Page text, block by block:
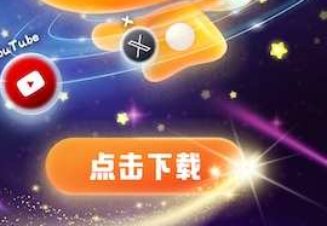
旋风加速器
软件中心 雷霆加速
狂飙加速器